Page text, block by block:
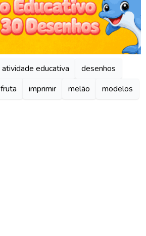
atividade educativa
desenhos
fruta imprimir melão
modelos